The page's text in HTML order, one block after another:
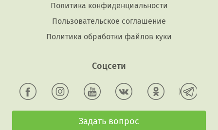
Политика конфиденциальности
Пользовательское соглашение
Политика обработки файлов куки
Соцсети
Задать вопрос